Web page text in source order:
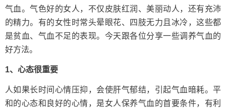
气血。气色好的女人，不仅皮肤红润、美丽动人，还有充沛
的精力。有的女性时常头晕眼花、四肢无力且冰冷，这些都
是贫血、气血不足的表现。今天跟各位分享一些调养气血的
好方法。
1、心态很重要
人如果长时间心情压抑，会使肝气郁结，引起气血暗耗。平
和的心态和良好的心情，是女人保养气血的首要条件，有利